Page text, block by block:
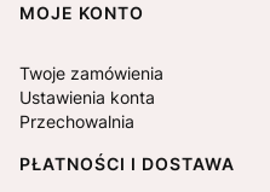
MOJE KONTO
Twoje zamówienia
Ustawienia konta
Przechowalnia
PŁATNOŚCI I DOSTAWA